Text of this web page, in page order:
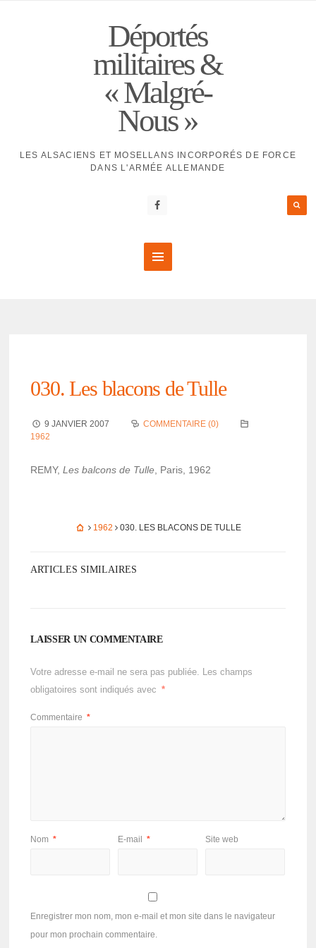
Déportés
militaires &
« Malgré-
Nous »
LES ALSACIENS ET MOSELLANS INCORPORÉS DE FORCE
DANS L'ARMÉE ALLEMANDE
030. Les blacons de Tulle
9 JANVIER 2007
COMMENTAIRE (0)
1962
REMY,Les balcons de Tulle , Paris, 1962
1962 030. LES BLACONS DE TULLE
ARTICLES SIMILAIRES
LAISSER UN COMMENTAIRE
Votre adresse e-mail ne sera pas publiée. Les champs
obligatoires sont indiqués avec
*
Commentaire *
Nom * E-mail * Site web
Enregistrer mon nom, mon e-mail et mon site dans le navigateur
pour mon prochain commentaire.